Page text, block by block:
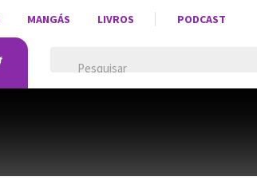
MANGÁS LIVROS PODCAST